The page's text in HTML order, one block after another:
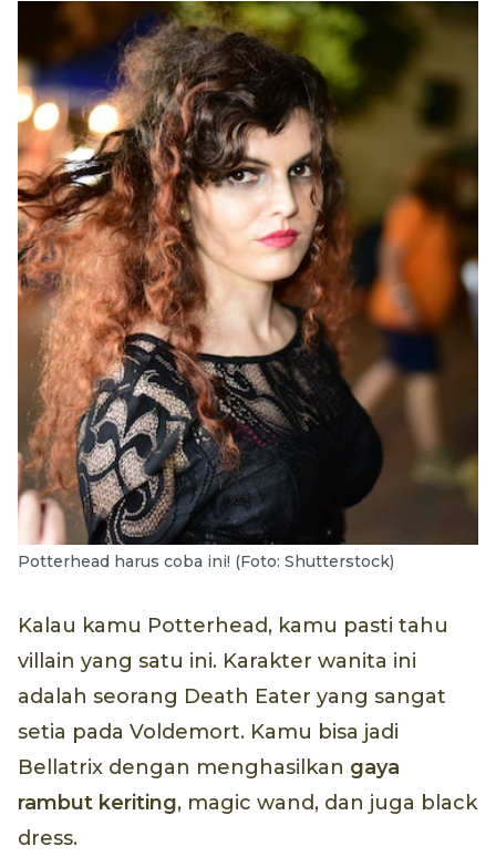
Potterhead harus coba ini! (Foto: Shutterstock)
Kalau kamu Potterhead, kamu pasti tahu
villain yang satu ini. Karakter wanita ini
adalah seorang Death Eater yang sangat
setia pada Voldemort. Kamu bisa jadi
Bellatrix dengan menghasilkan gaya
rambut keriting, magic wand, dan juga black
dress.